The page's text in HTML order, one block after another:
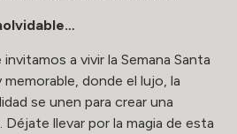
a vivir la Semana Santa
memorable, donde el lujo, la
se unen para crear una
llevar por la magia de esta